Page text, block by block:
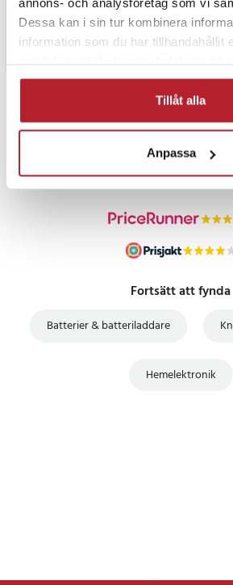
Dessa kan i sin tur kombinera
information som du har tillhandahållit
Tillåt alla
Anpassa
PRISGARANTI
UTFÖRSÄLJNING
Fortsätt att fynda
Batterier & batteriladdare
Hemelektronik